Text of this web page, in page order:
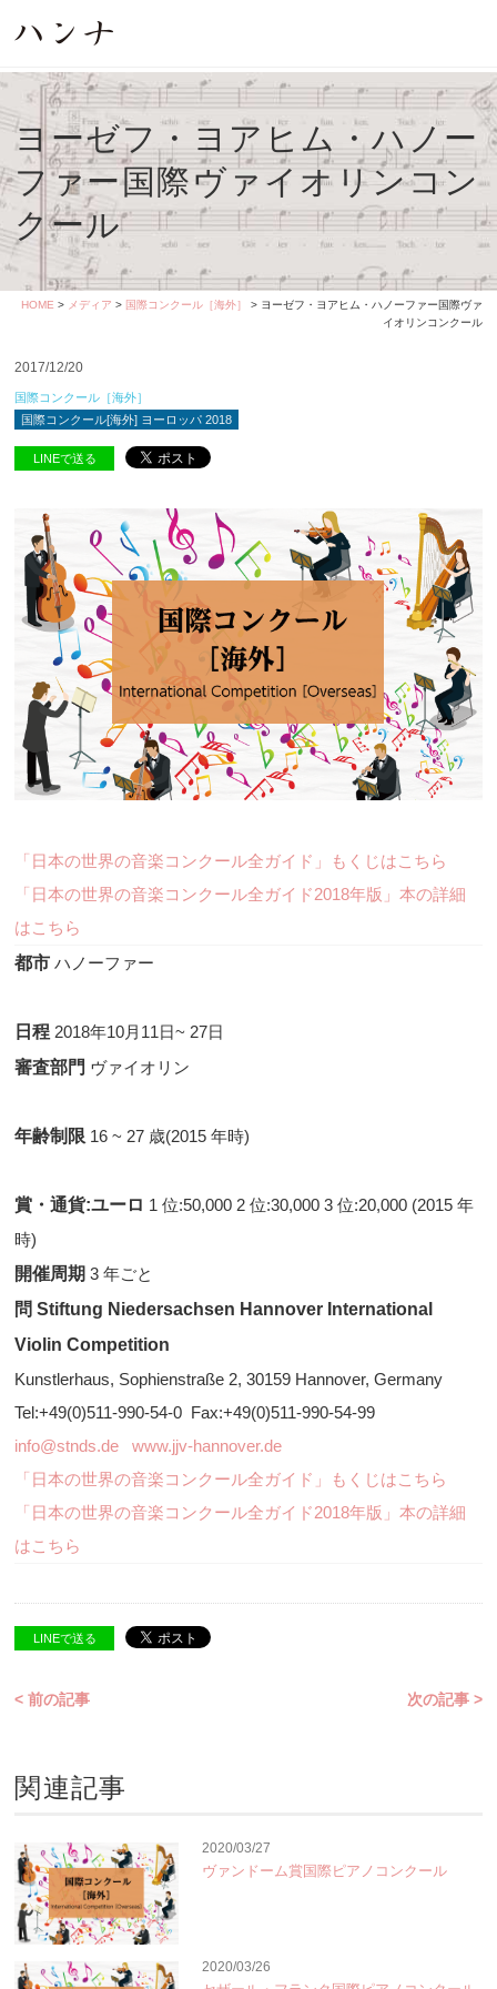
ヨーゼフ・ヨアヒム・ハノー
ファー国際ヴァイオリンコン
クール
HOME > メディア > 国際コンクール［海外］
> ヨーゼフ・ヨアヒム・ハノーファー国際ヴァ
イオリンコンクール
2017/12/20
国際コンクール［海外］
国際コンクール[海外] ヨーロッパ 2018
LINEで送る
「日本の世界の音楽コンクール全ガイド」もくじはこちら
「日本の世界の音楽コンクール全ガイド2018年版」本の詳細
はこちら
都市 ハノーファー
日程 2018年10月11日~ 27日
審査部門 ヴァイオリン
年齢制限 16 ~ 27 歳(2015 年時)
賞・通貨:ユーロ 1 位:50,000 2 位:30,000 3 位:20,000 (2015 年
時)
開催周期 3 年ごと
問 Stiftung Niedersachsen Hannover International
Violin Competition
Kunstlerhaus, Sophienstraße 2, 30159 Hannover, Germany
Tel:+49(0)511-990-54-0 Fax:+49(0)511-990-54-99
info@stnds.de
www.jjv-hannover.de
「日本の世界の音楽コンクール全ガイド」もくじはこちら
「日本の世界の音楽コンクール全ガイド2018年版」本の詳細
はこちら
LINEで送る
< 前の記事 次の記事 >
関連記事
2020/03/27
ヴァンドーム賞国際ピアノコンクール
2020/03/26